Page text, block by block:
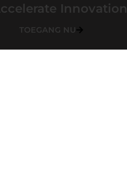
Innovation
TOEGANG NU